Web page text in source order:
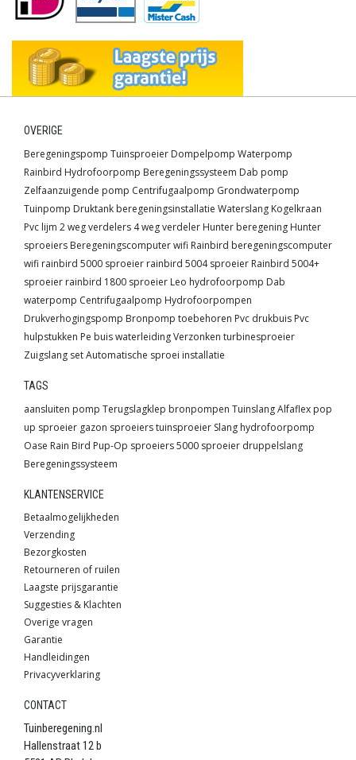
OVERIGE
Beregeningspomp Tuinsproeier Dompelpomp Waterpomp
Rainbird Hydrofoorpomp Beregeningssysteem Dab pomp
Zelfaanzuigende pomp Centrifugaalpomp Grondwaterpomp
Tuinpomp Druktank beregeningsinstallatie Waterslang Kogelkraan
Pvc lijm 2 weg verdelers 4 weg verdeler Hunter beregening Hunter
sproeiers Beregeningscomputer wifi Rainbird beregeningscomputer
wifi rainbird 5000 sproeier rainbird 5004 sproeier Rainbird 5004+
sproeier rainbird 1800 sproeier Leo hydrofoorpomp Dab
waterpomp Centrifugaalpomp Hydrofoorpompen
Drukverhogingspomp Bronpomp toebehoren Pvc drukbuis Pvc
hulpstukken Pe buis waterleidingVerzonken turbinesproeier
Zuigslang setAutomatische sproei installatie
TAGS
aansluiten pomp Terugslagklep bronpompen TuinslangAlfaflex pop
up sproeier gazon sproeierstuinsproeier Slang hydrofoorpomp
Oase Rain Bird Pup-Op sproeiers5000 sproeier druppelslang
Beregeningssysteem
KLANTENSERVICE
Betaalmogelijkheden
Verzending
Bezorgkosten
Retourneren of ruilen
Laagste prijsgarantie
Suggesties & Klachten
Overige vragen
Garantie
Handleidingen
Privacyverklaring
CONTACT
Tuinberegening.nl
Hallenstraat 12 b